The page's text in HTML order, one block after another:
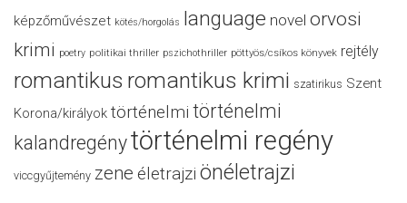
képzőművészet kötés/horgolás language novel orvosi
krimi poetry politikai thriller pszichothriller pöttyös/csíkos könyvek rejtély
romantikus romantikus krimi szatirikus Szent
Korona/királyok történelmi történelmi
kalandregénytörténelmi regény
viccgyűjtemény zene életrajzi önéletrajzi